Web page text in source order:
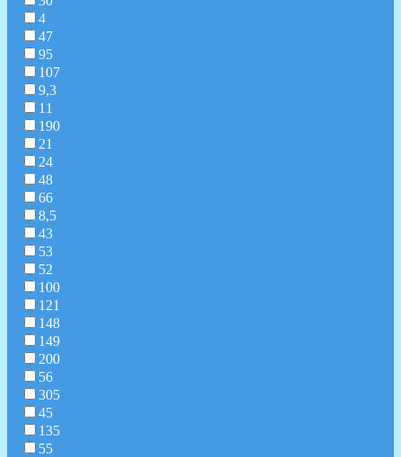
4
47
95
107
9,3
11
190
21
24
48
66
8,5
43
53
52
100
121
148
149
200
56
305
45
135
55